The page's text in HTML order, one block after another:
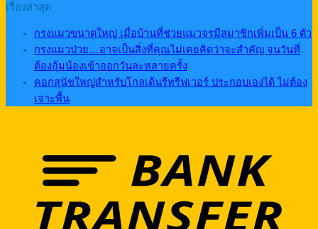
เรื่องล่าสุด
กรงแมวขนาดใหญ่ เมื่อบ้านที่ช่วยแมวจรมีสมาชิกเพิ่มเป็น 6 ตัว
กรงแมวป่วย…อาจเป็นสิ่งที่คุณไม่เคยคิดว่าจะสำคัญ จนวันที่
ต้องอุ้มน้องเข้าออกวันละหลายครั้ง
คอกสุนัขใหญ่สำหรับโกลเด้นรีทรีฟเวอร์ ประกอบเองได้ ไม่ต้อง
เจาะพื้น